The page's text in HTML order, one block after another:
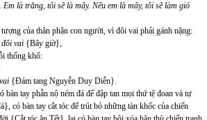
là trăng, tôi sẽ là mây. Nếu em là mây, tôi sẽ làm gió
của thân phận con người, vì đôi vai phải gánh nặng:
đôi vai {Bây giờ},
thống khổ:
{Đám tang Nguyễn Duy Diễn}.
bàn tay phẫn nộ ném đá để đập tan mọi thứ tệ đoan và tự
có bàn tay cắt tóc để trút bỏ những tàn khốc của chiến